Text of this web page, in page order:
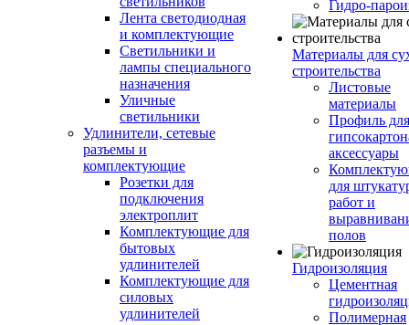
Лента светодиодная
и комплектующие
Светильники и
лампы специального
назначения
Уличные
светильники
Удлинители, сетевые
разъемы и
комплектующие
Розетки для
подключения
электроплит
Комплектующие для
бытовых
удлинителей
Комплектующие для
силовых
удлинителей
Гидро-
Материалы для
строительства
Листовые
материалы
Профиль для
аксессуары
для
работ и
полов
Гидроизоляция
Цементная
Полимерная